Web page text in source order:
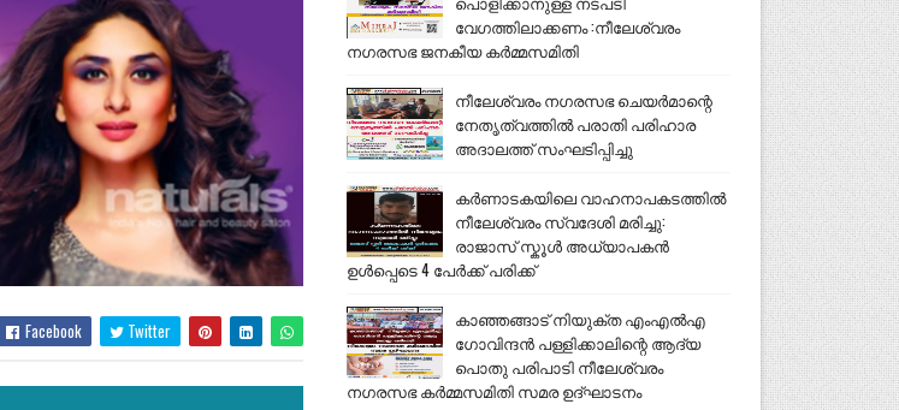
Facebook Twitter
വേഗത്തിലാക്കണം :നീലേശ്വരം
നഗരസഭ ജനകീയ കർമ്മസമിതി
നീലേശ്വരം നഗരസഭ ചെയർമാന്റെ
നേതൃത്വത്തിൽ പരാതി പരിഹാര
അദാലത്ത് സംഘടിപ്പിച്ചു
കർണാടകയിലെ വാഹനാപകടത്തിൽ
നീലേശ്വരം സ്വദേശി മരിച്ചു:
രാജാസ് സ്കൂൾ അധ്യാപകൻ
ഉൾപ്പെടെ 4 പേർക്ക് പരിക്ക്
കാഞ്ഞങ്ങാട് നിയുക്ത എംഎൽഎ
ഗോവിന്ദൻ പള്ളിക്കാലിന്റെ ആദ്യ
പൊതു പരിപാടി നീലേശ്വരം
നഗരസഭ കർമ്മസമിതി സമര ഉദ്ഘാടനം